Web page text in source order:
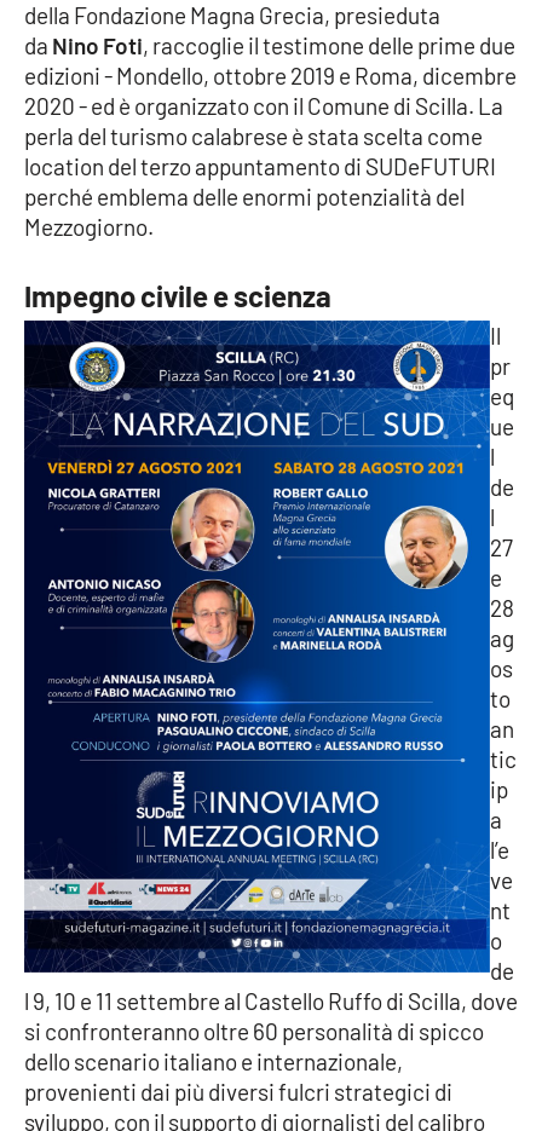
Cronaca
Cultura
Economia e Lavoro
Politica
Società
Sport
RUBRICHE
Good Morning Vietnam
Parchi Marini Calabria
Leggendo Alvaro insieme
Imprese Di Calabria
Le perfidie di Antonella Grippo
Venti di comunicazione
STREAMING
LaC TV
LaC Network
della Fondazione Magna Grecia, presieduta
da Nino Foti, raccoglie il testimone delle prime due
edizioni - Mondello, ottobre 2019 e Roma, dicembre
2020 - ed è organizzato con il Comune di Scilla. La
perla del turismo calabrese è stata scelta come
location del terzo appuntamento di SUDeFUTURI
perché emblema delle enormi potenzialità del
Mezzogiorno.
Impegno civile e scienza
Il
pr
eq
ue
l
de
l
27
e
28
ag
os
to
an
tic
ip
a
l’e
ve
nt
o
de
l 9, 10 e 11 settembre al Castello Ruffo di Scilla, dove
si confronteranno oltre 60 personalità di spicco
dello scenario italiano e internazionale,
provenienti dai più diversi fulcri strategici di
sviluppo, con il supporto di giornalisti del calibro